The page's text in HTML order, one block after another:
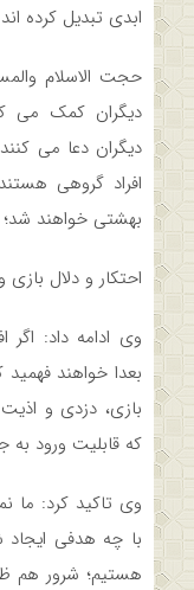
ابدی تبدیل کرده
حجت الاسلام
دیگران کمک می
دیگران دعا می
افراد گروهی
بهشتی خواهند شد؛
احتکار و دلال
وی ادامه داد:
بعدا خواهند
بازی، دزدی و
که قابلیت ورود به
وی تاکید کرد: ما
با چه هدفی
هستیم؛ شرور هم